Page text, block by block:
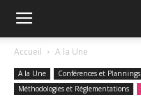
Green
Finance
Accueil A la Une
A la Une Conférences et Plannings
Méthodologies et Réglementations